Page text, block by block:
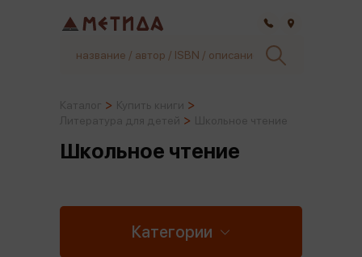
Школьное чтение
Категории